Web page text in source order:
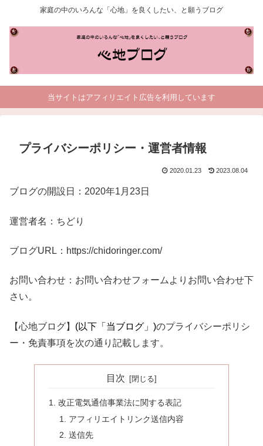
家庭の中のいろんな「心地」を良くしたい、と願うブログ
当サイトはアフィリエイト広告を利用しています
プライバシーポリシー・運営者情報
2020.01.23 2023.08.04
ブログの開設日：2020年1月23日
運営者名：ちどり
ブログURL：https://chidoringer.com/
お問い合わせ：お問い合わせフォームよりお問い合わせ下
さい。
【心地ブログ】 (以下「当ブログ」)のプライバシーポリシ
ー・免責事項を次の通り記載します。
目次
改正電気通信事業法に関する表記
アフィリエイトリンク送信内容
送信先